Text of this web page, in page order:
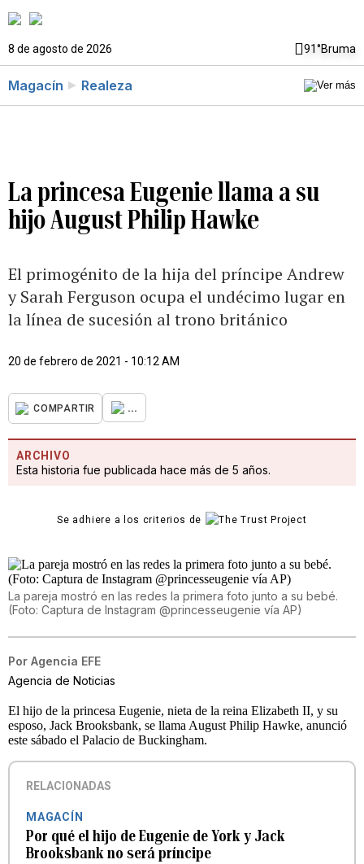
8 de agosto de 2026 91°Bruma
Magacín Realeza
La princesa Eugenie llama a su
hijo August Philip Hawke
El primogénito de la hija del príncipe Andrew
y Sarah Ferguson ocupa el undécimo lugar en
la línea de sucesión al trono británico
20 de febrero de 2021 - 10:12 AM
COMPARTIR ...
ARCHIVO
Esta historia fue publicada hace más de 5 años.
Se adhiere a los criterios de
La pareja mostró en las redes la primera foto junto a su bebé.
(Foto: Captura de Instagram @princesseugenie vía AP)
Por Agencia EFE
Agencia de Noticias
El hijo de la princesa Eugenie, nieta de la reina Elizabeth II, y su
esposo, Jack Brooksbank, se llama August Philip Hawke, anunció
este sábado el Palacio de Buckingham.
RELACIONADAS
MAGACÍN
Por qué el hijo de Eugenie de York y Jack
Brooksbank no será príncipe